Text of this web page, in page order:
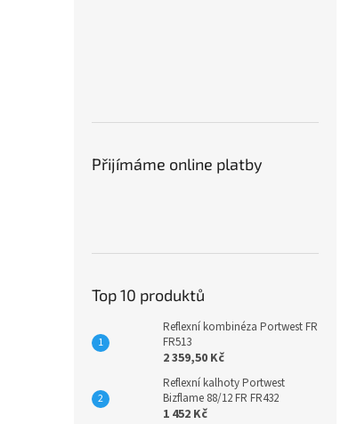
Přijímáme online platby
Top 10 produktů
Reflexní kombinéza Portwest FR
FR513
2 359,50 Kč
Reflexní kalhoty Portwest
Bizflame 88/12 FR FR432
1 452 Kč